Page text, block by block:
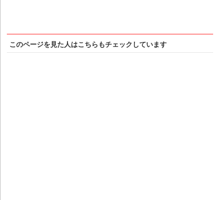
このページを見た人はこちらもチェックしています